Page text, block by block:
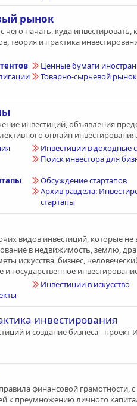
рынок
начать, куда инвестировать,
теория и практика
Ценные бумаги
Товарно-сырьевой рынок
инвестиций, объявления
онлайн инвестирования.
Инвестиции в доходные
Поиск инвестора для
Обсуждение стартапов
Архив раздела:
стартапы
видов инвестиций, которые
в недвижимость, землю,
искусства, бизнес,
государственное
Инвестиции в искусство
инвестирования
и создание бизнеса - проект
финансовой грамотности, с
к преумножению личного